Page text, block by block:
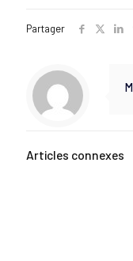
Partager
Articles connexes